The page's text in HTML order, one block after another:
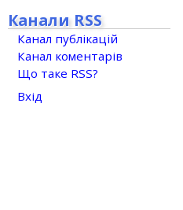
Канали RSS
Канал публікацій
Канал коментарів
Що таке RSS?
Вхід